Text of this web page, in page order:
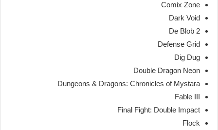
Comix Zone
Dark Void
De Blob 2
Defense Grid
Dig Dug
Double Dragon Neon
Dungeons & Dragons: Chronicles of Mystara
Fable III
Final Fight: Double Impact
Flock